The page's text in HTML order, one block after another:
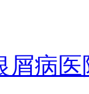
屑病医